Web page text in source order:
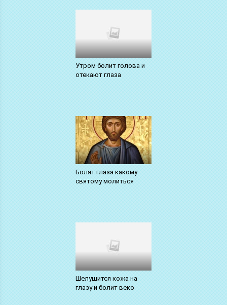
Утром болит голова и
отекают глаза
Болят глаза какому
святому молиться
Шелушится кожа на
глазу и болит веко